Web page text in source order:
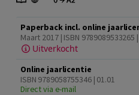
Paperback incl. online
Maart 2017 | ISBN 9789089533265
Uitverkocht
Online jaarlicentie
ISBN 9789058755346 | 01.01
Direct via e-mail